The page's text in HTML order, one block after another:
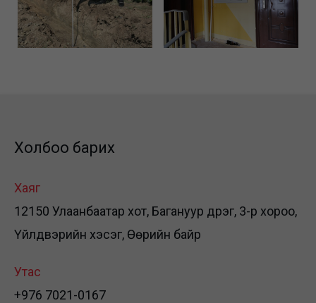
Холбоо барих
Хаяг
12150 Улаанбаатар хот, Багануур дүүрэг, 3-р хороо,
Үйлдвэрийн хэсэг, Өөрийн байр
Утас
+976 7021-0167